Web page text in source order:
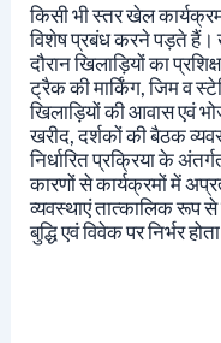
किसी भी स्तर खेल
विशेष प्रबंध करने पड़ते हैं।
दौरान खिलाड़ियों का
ट्रैक की मार्किंग, जिम व
खिलाड़ियों की आवास एवं
खरीद, दर्शकों की बैठक
निर्धारित प्रक्रिया के
कारणों से कार्यक्रमों में
व्यवस्थाएं तात्कालिक रूप
बुद्धि एवं विवेक पर निर्भर